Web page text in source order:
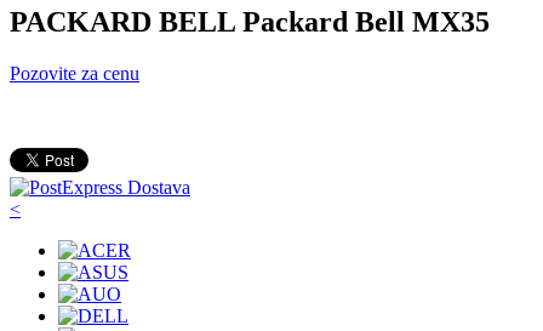
PACKARD BELL Packard Bell MX35
Pozovite za cenu
<